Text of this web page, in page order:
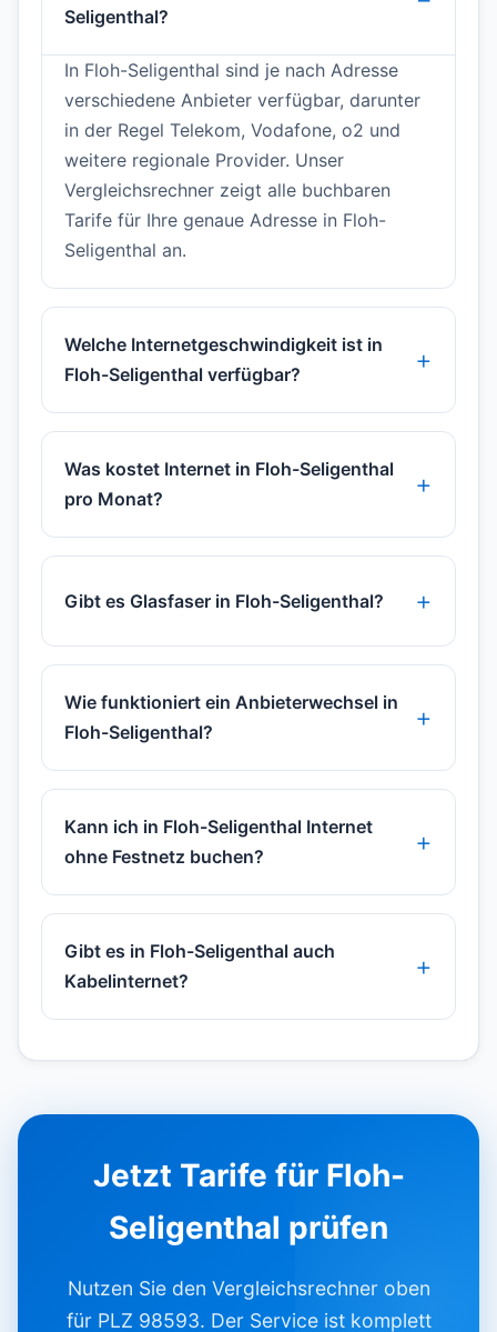
Seligenthal?
In Floh-Seligenthal sind je nach Adresse
verschiedene Anbieter verfügbar, darunter
in der Regel Telekom, Vodafone, o2 und
weitere regionale Provider. Unser
Vergleichsrechner zeigt alle buchbaren
Tarife für Ihre genaue Adresse in Floh-
Seligenthal an.
Welche Internetgeschwindigkeit ist in
Floh-Seligenthal verfügbar?
Was kostet Internet in Floh-Seligenthal
pro Monat?
Gibt es Glasfaser in Floh-Seligenthal?
Wie funktioniert ein Anbieterwechsel in
Floh-Seligenthal?
Kann ich in Floh-Seligenthal Internet
ohne Festnetz buchen?
Gibt es in Floh-Seligenthal auch
Kabelinternet?
Jetzt Tarife für Floh-
Seligenthal prüfen
Nutzen Sie den Vergleichsrechner oben
für PLZ 98593. Der Service ist komplett